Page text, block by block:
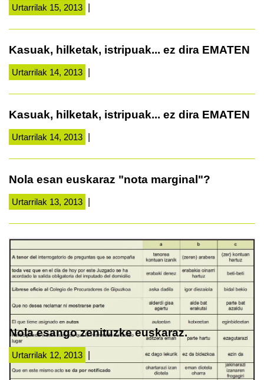
Urtarrilak 15, 2013
Kasuak, hilketak, istripuak... ez dira EMATEN
Urtarrilak 14, 2013
Kasuak, hilketak, istripuak... ez dira EMATEN
Urtarrilak 14, 2013
Nola esan euskaraz "nota marginal"?
Urtarrilak 13, 2013
Nola esango zenituzke euskaraz.
Urtarrilak 12, 2013